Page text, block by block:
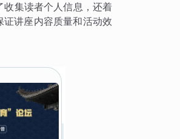
收集读者个人信息，还着
讲座内容质量和活动效